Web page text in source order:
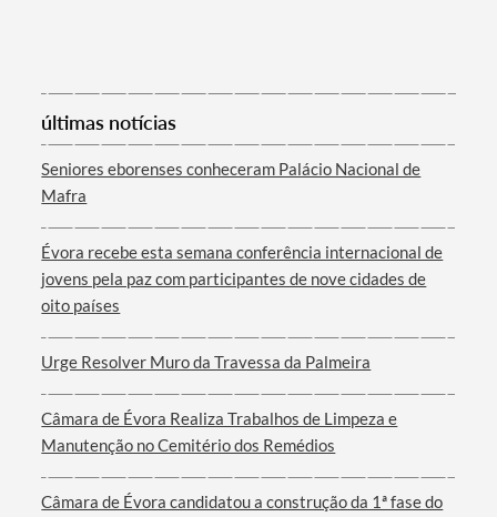
Termo de Pesquisa
Filtros
últimas notícias
Seniores eborenses conheceram Palácio Nacional de
Mafra
Évora recebe esta semana conferência internacional de
jovens pela paz com participantes de nove cidades de
oito países
Urge Resolver Muro da Travessa da Palmeira
Câmara de Évora Realiza Trabalhos de Limpeza e
Manutenção no Cemitério dos Remédios
Câmara de Évora candidatou a construção da 1ª fase do